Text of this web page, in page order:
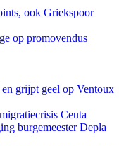
ook Griekspoor
op promovendus
grijpt geel op Ventoux
Ceuta
burgemeester Depla